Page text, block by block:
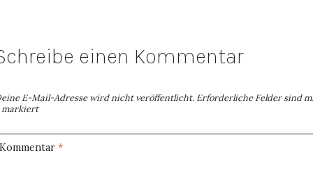
einen Kommentar
E-Mail-Adresse wird nicht veröffentlicht. Erforderliche Felder sind
markiert
Kommentar*